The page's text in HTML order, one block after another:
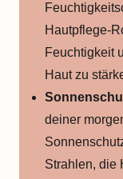
Hautpflege-
Feuchtigkeit
Haut zu
deiner
Strahlen, die